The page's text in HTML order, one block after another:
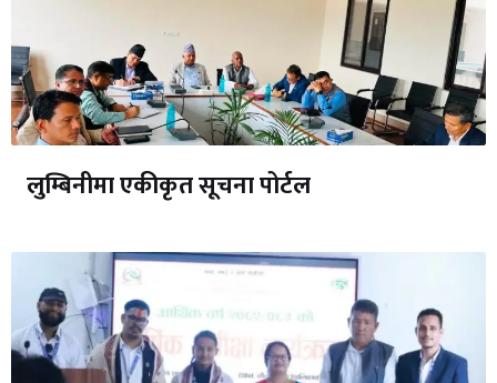
लुम्बिनीमा एकीकृत सूचना पोर्टल